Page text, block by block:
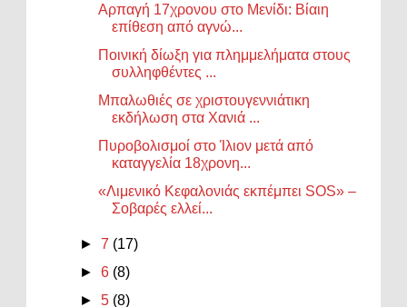
Αρπαγή 17χρονου στο Μενίδι: Βίαιη
επίθεση από αγνώ...
Ποινική δίωξη για πλημμελήματα στους
συλληφθέντες ...
Μπαλωθιές σε χριστουγεννιάτικη
εκδήλωση στα Χανιά ...
Πυροβολισμοί στο Ίλιον μετά από
καταγγελία 18χρονη...
«Λιμενικό Κεφαλονιάς εκπέμπει SOS» –
Σοβαρές ελλεί...
►7 (17)
►6 (8)
►5 (8)